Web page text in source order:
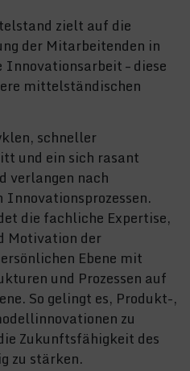
zielt auf die
der Mitarbeitenden in
– diese
mittelständischen
schneller
und ein sich rasant
verlangen nach
die fachliche Expertise,
Motivation der
Ebene mit
und Prozessen auf
So gelingt es, Produkt-,
zu
Zukunftsfähigkeit des
zu stärken.